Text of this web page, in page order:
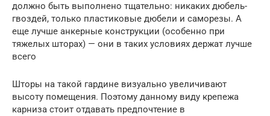
должно быть выполнено тщательно: никаких дюбель-
гвоздей, только пластиковые дюбели и саморезы. А
еще лучше анкерные конструкции (особенно при
тяжелых шторах) — они в таких условиях держат лучше
всего
Шторы на такой гардине визуально увеличивают
высоту помещения. Поэтому данному виду крепежа
карниза стоит отдавать предпочтение в